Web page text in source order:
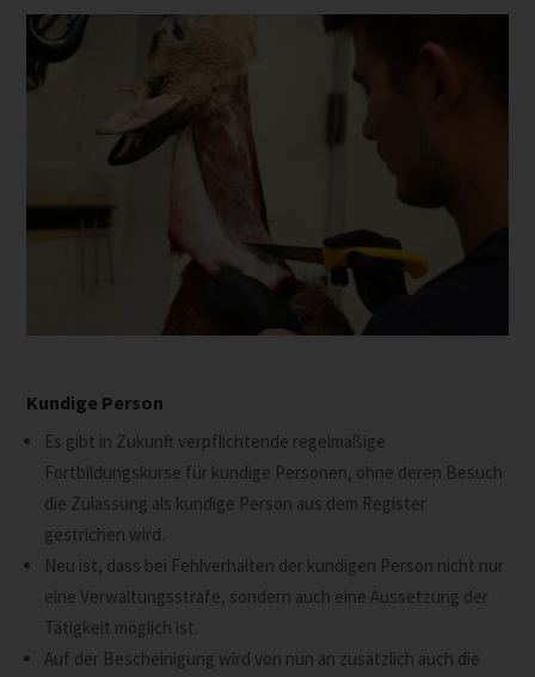
Kundige Person
Es gibt in Zukunft verpflichtende regelmäßige
Fortbildungskurse für kundige Personen, ohne deren Besuch
die Zulassung als kundige Person aus dem Register
gestrichen wird.
Neu ist, dass bei Fehlverhalten der kundigen Person nicht nur
eine Verwaltungsstrafe, sondern auch eine Aussetzung der
Tätigkeit möglich ist.
Auf der Bescheinigung wird von nun an zusätzlich auch die